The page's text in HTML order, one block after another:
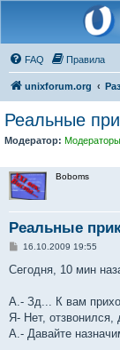
FAQ Правила
unixforum.org
Реальные
Модератор:
Boboms
Реальные
С
о
и
16.10.2009 19:55
Сегодня, 10 мин
А.- Зд... К вам
Я- Нет, отзвонился,
А.- Давайте